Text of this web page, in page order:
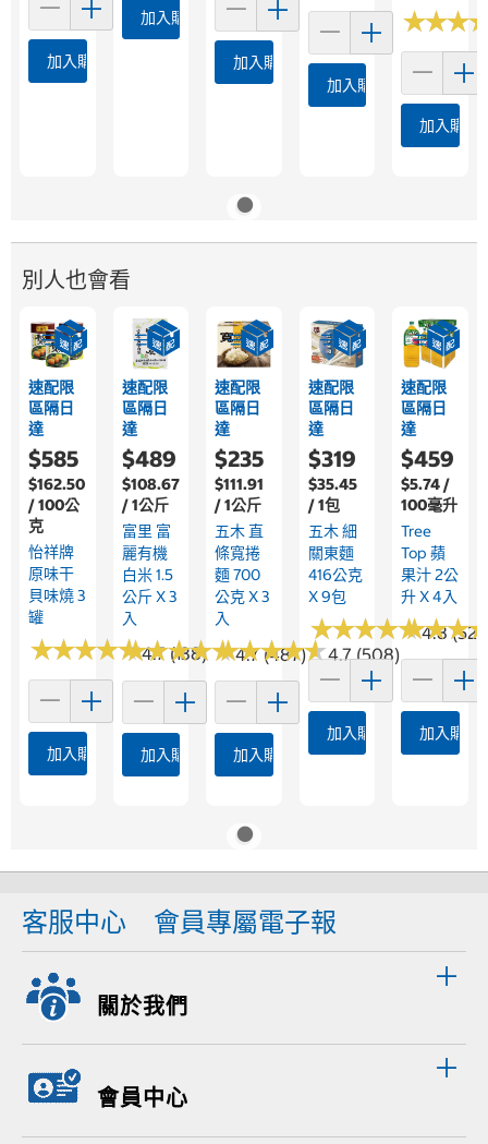
加入購物車
加入購物車
加入購物車
加入購物車
★★★
★★★
加入購物
別人也會看
速配限
區隔日
達
$585
$162.50
/ 100公
克
怡祥牌
原味干
貝味燒 3
罐
★★★★★
★★★★★4.7 (138)
加入購物車
速配限
區隔日
達
$489
$108.67
/ 1公斤
富里 富
麗有機
白米 1.5
公斤 X 3
入
★★★★★
★★★★★4.7 (487)
加入購物車
速配限
區隔日
達
$235
$111.91
/ 1公斤
五木 直
條寬捲
麵 700
公克 X 3
入
★★★★★
★★★★★4.7 (508)
加入購物車
速配限
區隔日
達
$319
$35.45
/ 1包
五木 細
關東麵
416公克
X 9包
★★★★★
★★★★★4.8
加入購物車
速配限
區隔日
達
$459
$5.74 /
100毫升
Tree
Top 蘋
果汁 2公
升 X 4入
★★★
★★★
加入購物
客服中心 會員專屬電子報
關於我們
會員中心